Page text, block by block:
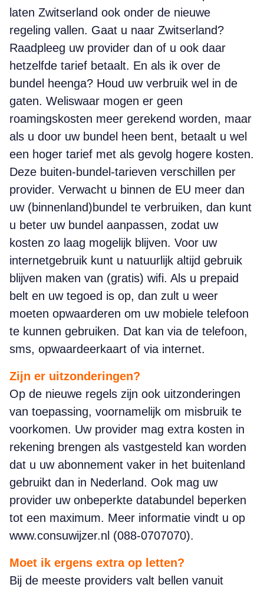
laten Zwitserland ook onder de nieuwe
regeling vallen. Gaat u naar Zwitserland?
Raadpleeg uw provider dan of u ook daar
hetzelfde tarief betaalt. En als ik over de
bundel heenga? Houd uw verbruik wel in de
gaten. Weliswaar mogen er geen
roamingskosten meer gerekend worden, maar
als u door uw bundel heen bent, betaalt u wel
een hoger tarief met als gevolg hogere kosten.
Deze buiten-bundel-tarieven verschillen per
provider. Verwacht u binnen de EU meer dan
uw (binnenland)bundel te verbruiken, dan kunt
u beter uw bundel aanpassen, zodat uw
kosten zo laag mogelijk blijven. Voor uw
internetgebruik kunt u natuurlijk altijd gebruik
blijven maken van (gratis) wifi. Als u prepaid
belt en uw tegoed is op, dan zult u weer
moeten opwaarderen om uw mobiele telefoon
te kunnen gebruiken. Dat kan via de telefoon,
sms, opwaardeerkaart of via internet.
Zijn er uitzonderingen?
Op de nieuwe regels zijn ook uitzonderingen
van toepassing, voornamelijk om misbruik te
voorkomen. Uw provider mag extra kosten in
rekening brengen als vastgesteld kan worden
dat u uw abonnement vaker in het buitenland
gebruikt dan in Nederland. Ook mag uw
provider uw onbeperkte databundel beperken
tot een maximum. Meer informatie vindt u op
www.consuwijzer.nl (088-0707070).
Moet ik ergens extra op letten?
Bij de meeste providers valt bellen vanuit